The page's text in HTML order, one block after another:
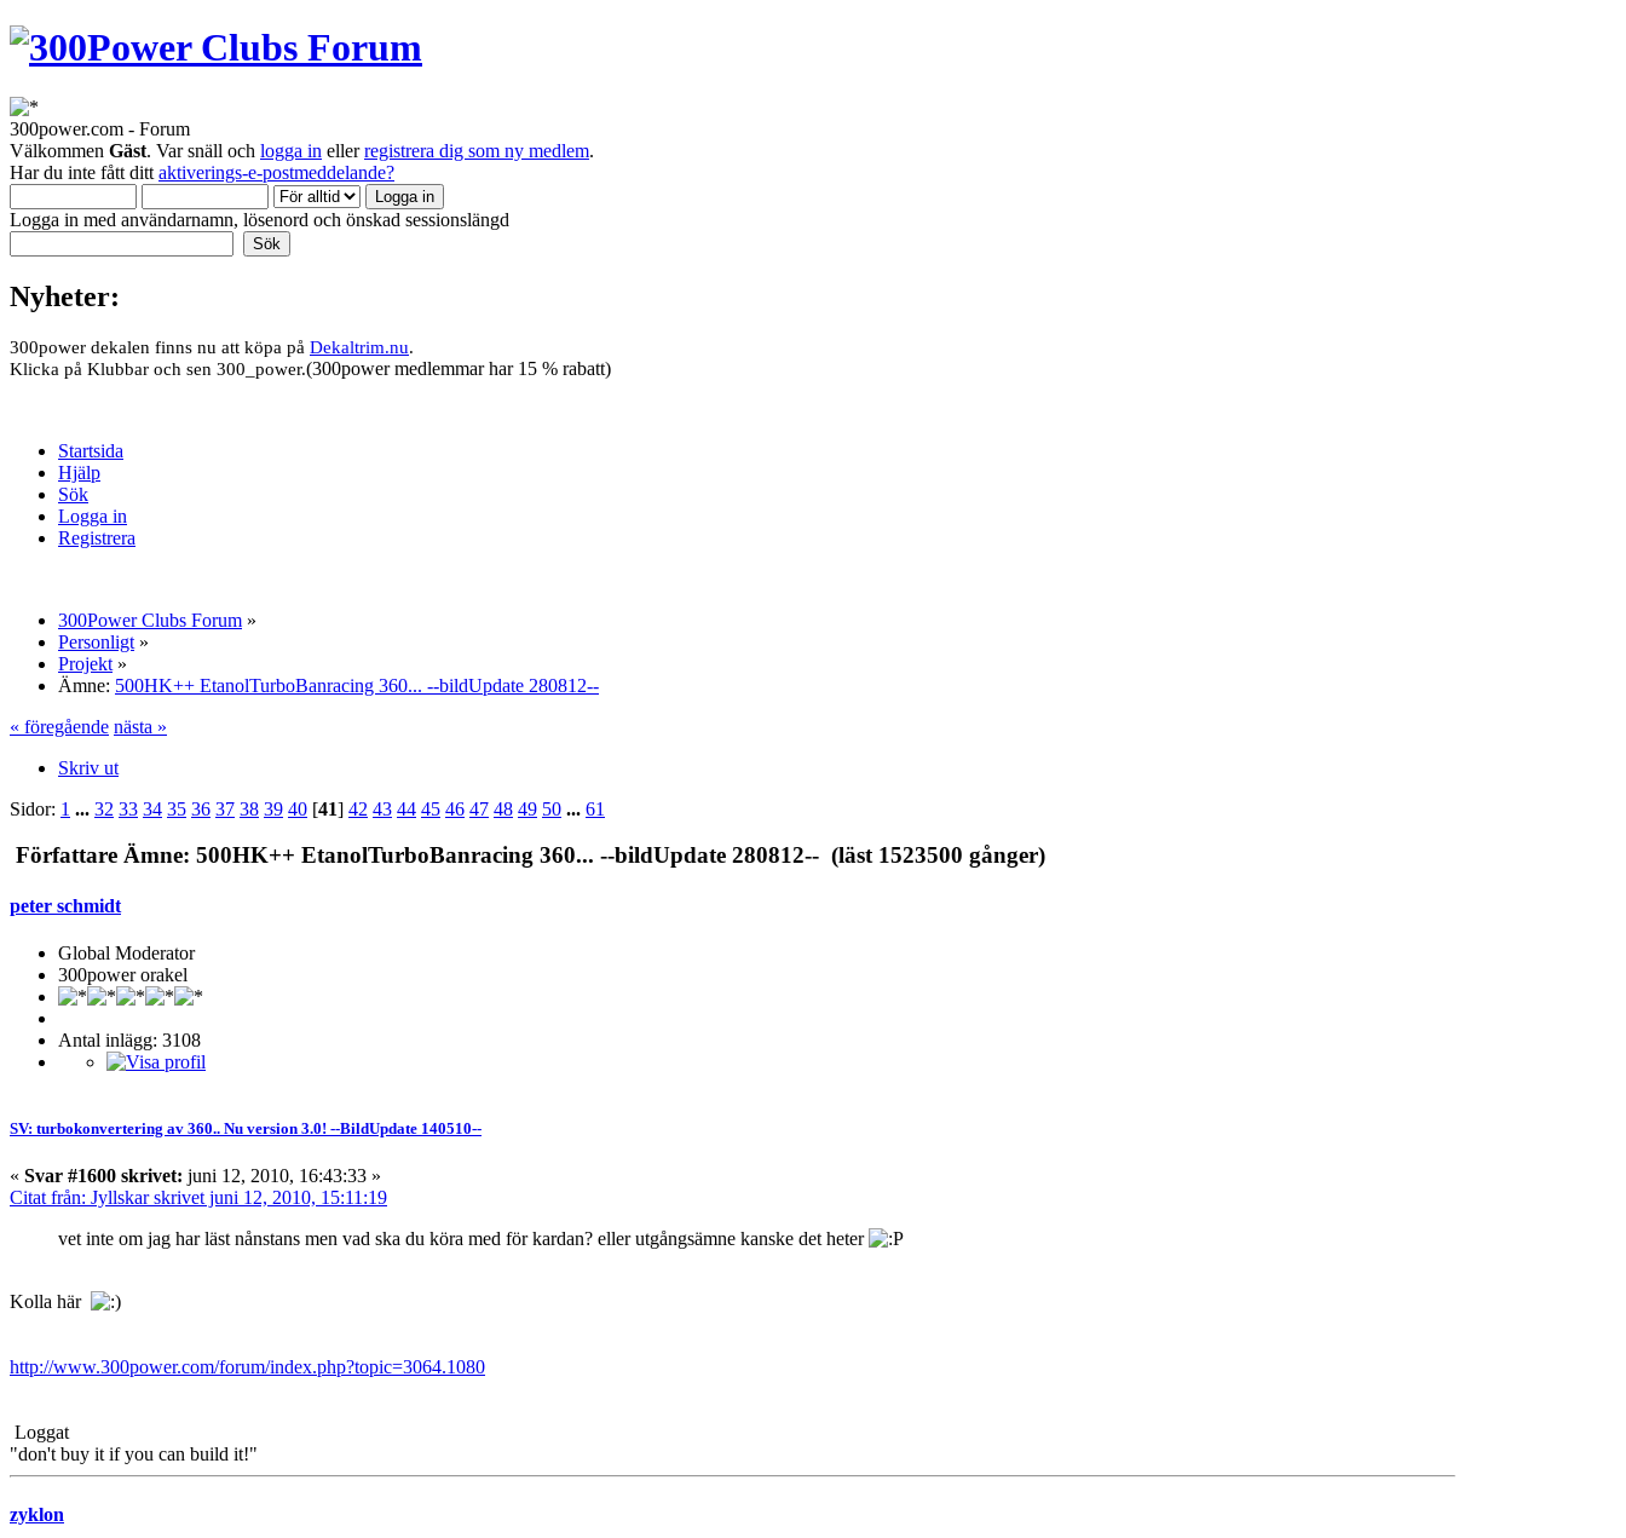
300power.com - Forum
Välkommen Gäst. Var snäll och logga in ellerregistrera dig som ny medlem.
Har du inte fått ditt aktiverings-e-postmeddelande?
Logga in med användarnamn, lösenord och önskad sessionslängd
Nyheter:
300power dekalen finns nu att köpa på Dekaltrim.nu.
Klicka på Klubbar och sen 300_power.(300power medlemmar har 15 % rabatt)
Startsida
Hjälp
Sök
Logga in
Registrera
300Power Clubs Forum »
Personligt »
Projekt »
Ämne: 500HK++ EtanolTurboBanracing 360... --bildUpdate 280812--
« föregående nästa »
Skriv ut
Sidor: 1 ... 32 33 34 35 36 37 38 39 40 [41] 42 43 44 45 46 47 48 49 50 ... 61
Författare Ämne: 500HK++ EtanolTurboBanracing 360... --bildUpdate 280812-- (läst 1523500 gånger)
peter schmidt
Global Moderator
300power orakel
Antal inlägg: 3108
SV: turbokonvertering av 360.. Nu version 3.0! --BildUpdate 140510--
« Svar #1600 skrivet: juni 12, 2010, 16:43:33 »
Citat från: Jyllskar skrivet juni 12, 2010, 15:11:19
vet inte om jag har läst nånstans men vad ska du köra med för kardan? eller utgångsämne kanske det heter
Kolla här
http://www.300power.com/forum/index.php?topic=3064.1080
Loggat
"don't buy it if you can build it!"
zyklon